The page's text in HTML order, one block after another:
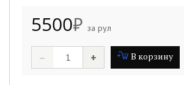
5500₽ за рул
– + В корзину